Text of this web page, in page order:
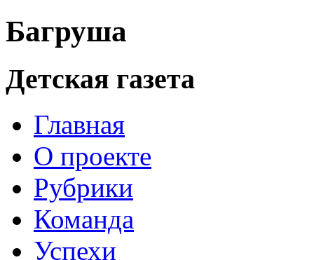
Багруша
Детская газета
Главная
О проекте
Рубрики
Команда
Успехи